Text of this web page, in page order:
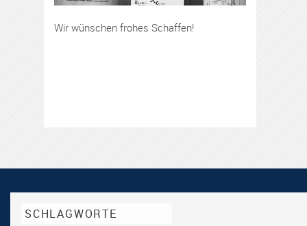
Wir wünschen frohes Schaffen!
SCHLAGWORTE